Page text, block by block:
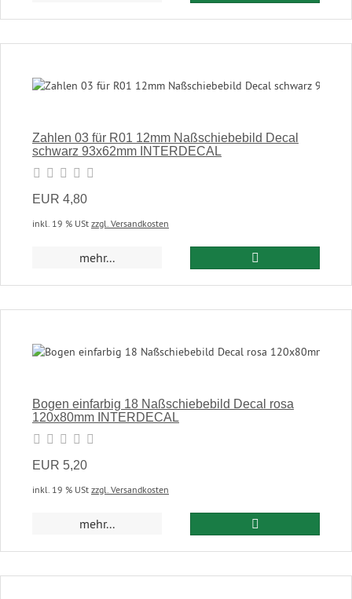
Zahlen 03 für R01 12mm Naßschiebebild Decal
schwarz 93x62mm INTERDECAL
EUR 4,80
inkl. 19 % USt zzgl. Versandkosten
mehr...
Bogen einfarbig 18 Naßschiebebild Decal rosa
120x80mm INTERDECAL
EUR 5,20
inkl. 19 % USt zzgl. Versandkosten
mehr...